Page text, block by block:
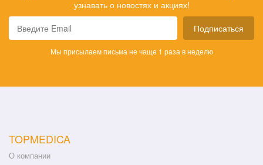
узнавать о новостях и акциях!
Подписаться
Мы присылаем письма не чаще 1 раза в неделю
TOPMEDICA
О компании